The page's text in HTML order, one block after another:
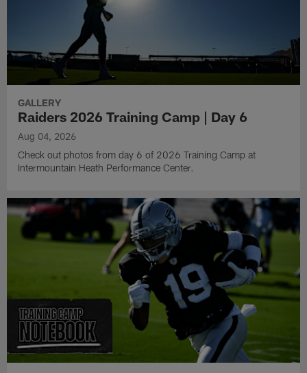
GALLERY
Raiders 2026 Training Camp | Day 6
Aug 04, 2026
Check out photos from day 6 of 2026 Training Camp at
Intermountain Heath Performance Center.